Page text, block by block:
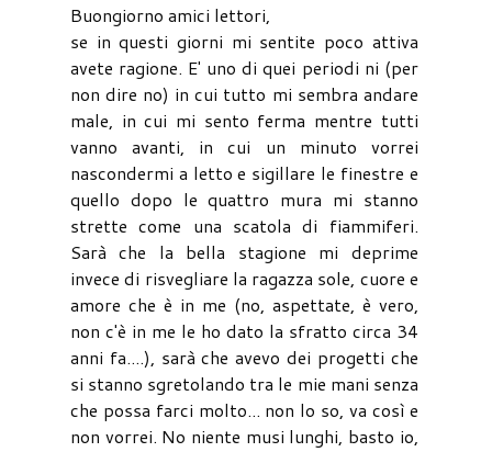
Buongiorno amici lettori,
se in questi giorni mi sentite poco attiva
avete ragione. E' uno di quei periodi ni (per
non dire no) in cui tutto mi sembra andare
male, in cui mi sento ferma mentre tutti
vanno avanti, in cui un minuto vorrei
nascondermi a letto e sigillare le finestre e
quello dopo le quattro mura mi stanno
strette come una scatola di fiammiferi.
Sarà che la bella stagione mi deprime
invece di risvegliare la ragazza sole, cuore e
amore che è in me (no, aspettate, è vero,
non c'è in me le ho dato la sfratto circa 34
anni fa....), sarà che avevo dei progetti che
si stanno sgretolando tra le mie mani senza
che possa farci molto... non lo so, va così e
non vorrei. No niente musi lunghi, basto io,